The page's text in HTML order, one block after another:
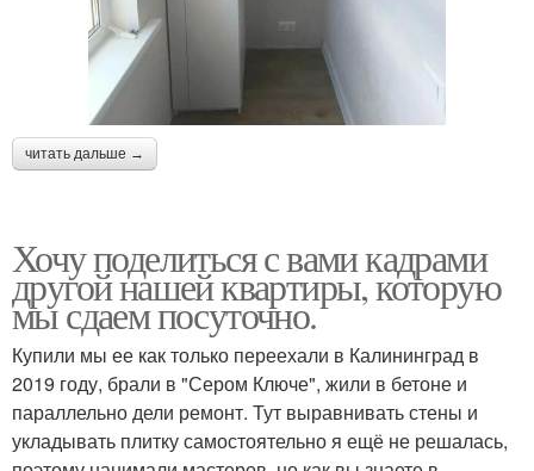
читать дальше →
Хочу поделиться с вами кадрами
другой нашей квартиры, которую
мы сдаем посуточно.
Купили мы ее как только переехали в Калининград в
2019 году, брали в "Сером Ключе", жили в бетоне и
параллельно дели ремонт. Тут выравнивать стены и
укладывать плитку самостоятельно я ещё не решалась,